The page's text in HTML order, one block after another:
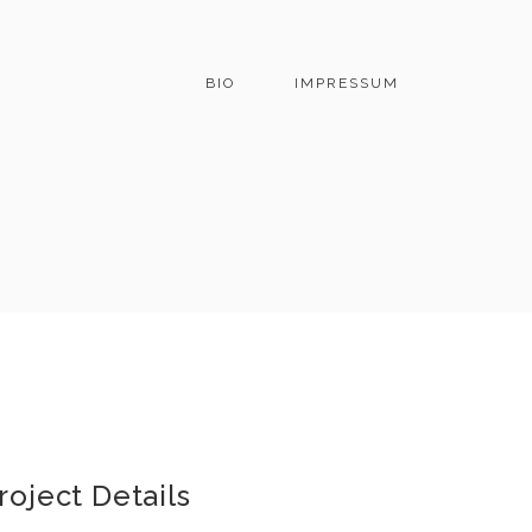
BIO IMPRESSUM
Details